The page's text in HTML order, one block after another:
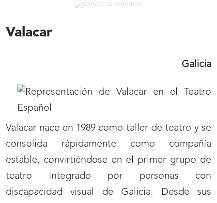
Valacar
Galicia
Valacar nace en 1989 como taller de teatro y se
consolida rápidamente como compañía
estable, convirtiéndose en el primer grupo de
teatro integrado por personas con
discapacidad visual de Galicia. Desde sus